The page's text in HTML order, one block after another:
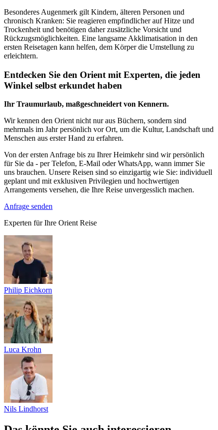
Besonderes Augenmerk gilt Kindern, älteren Personen und
chronisch Kranken: Sie reagieren empfindlicher auf Hitze und
Trockenheit und benötigen daher zusätzliche Vorsicht und
Rückzugsmöglichkeiten. Eine langsame Akklimatisation in den
ersten Reisetagen kann helfen, dem Körper die Umstellung zu
erleichtern.
Entdecken Sie den Orient mit Experten, die jeden
Winkel selbst erkundet haben
Ihr Traumurlaub, maßgeschneidert von Kennern.
Wir kennen den Orient nicht nur aus Büchern, sondern sind
mehrmals im Jahr persönlich vor Ort, um die Kultur, Landschaft und
Menschen aus erster Hand zu erfahren.
Von der ersten Anfrage bis zu Ihrer Heimkehr sind wir persönlich
für Sie da - per Telefon, E-Mail oder WhatsApp, wann immer Sie
uns brauchen. Unsere Reisen sind so einzigartig wie Sie: individuell
geplant und mit exklusiven Privilegien und hochwertigen
Arrangements versehen, die Ihre Reise unvergesslich machen.
Anfrage senden
Experten für Ihre Orient Reise
Philip Eichkorn
Luca Krohn
Nils Lindhorst